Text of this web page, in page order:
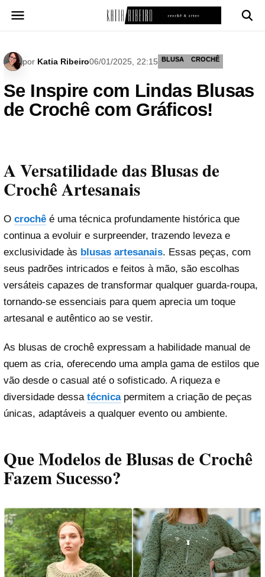
para
por Katia Ribeiro06/01/2025, 22:15 BLUSA CROCHÊ
Se Inspire com Lindas Blusas
de Crochê com Gráficos!
A Versatilidade das Blusas de
Crochê Artesanais
O crochê é uma técnica profundamente histórica que
continua a evoluir e surpreender, trazendo leveza e
exclusividade às blusas artesanais. Essas peças, com
seus padrões intricados e feitos à mão, são escolhas
versáteis capazes de transformar qualquer guarda-roupa,
tornando-se essenciais para quem aprecia um toque
artesanal e autêntico ao se vestir.
As blusas de crochê expressam a habilidade manual de
quem as cria, oferecendo uma ampla gama de estilos que
vão desde o casual até o sofisticado. A riqueza e
diversidade dessa técnicapermitem a criação de peças
únicas, adaptáveis a qualquer evento ou ambiente.
Que Modelos de Blusas de Crochê
Fazem Sucesso?